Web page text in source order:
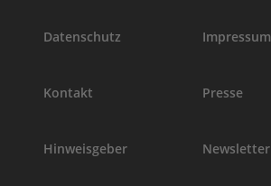
Datenschutz Impressum
Kontakt Presse
Hinweisgeber Newsletter